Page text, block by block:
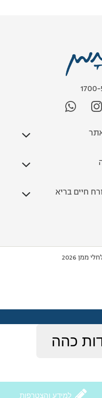
חיים בריא
ממן 2026
למידע והצטרפות
כהה